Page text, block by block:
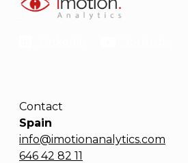
Contact
Spain
info@imotionanalytics.com
646 42 82 11